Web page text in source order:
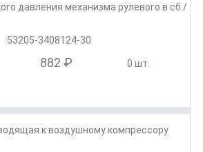
давления механизма рулевого в сб./
53205-3408124-30
882 ₽ 0 шт.
к воздушному компрессору